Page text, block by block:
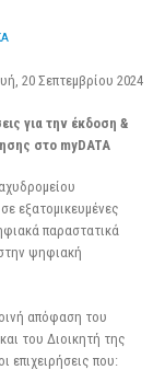
20 Σεπτεμβρίου 2024
για την έκδοση &
στο myDATA
εξατομικευμένες
παραστατικά
ψηφιακή
απόφαση του
του Διοικητή της
που: